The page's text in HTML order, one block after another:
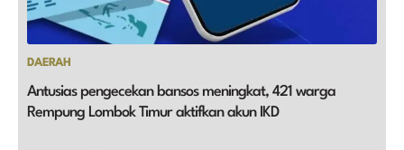
DAERAH
Antusias pengecekan bansos meningkat, 421 warga
Rempung Lombok Timur aktifkan akun IKD